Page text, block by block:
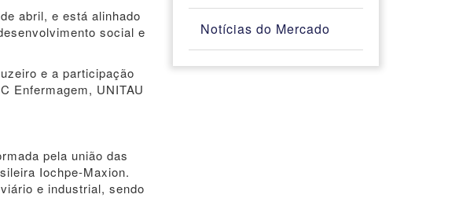
abril, e está alinhado
social e
e a participação
Enfermagem, UNITAU
pela união das
Iochpe-Maxion.
e industrial, sendo
Notícias do Mercado